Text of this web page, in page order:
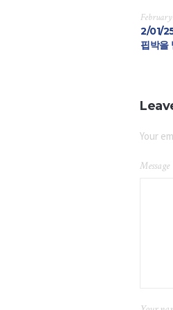
2/01/
핍박을
Your
Message